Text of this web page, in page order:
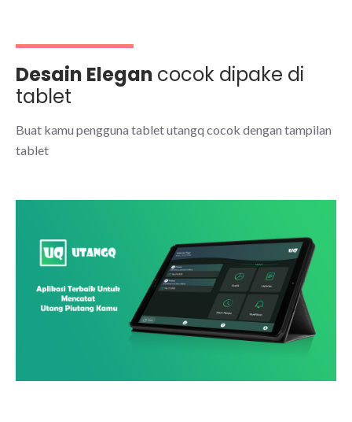
Desain Elegan cocok dipake di
tablet
Buat kamu pengguna tablet utangq cocok dengan tampilan
tablet